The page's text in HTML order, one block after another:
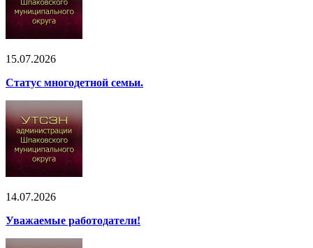
15.07.2026
Статус многодетной семьи.
14.07.2026
Уважаемые работодатели!